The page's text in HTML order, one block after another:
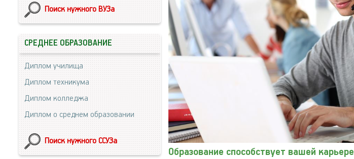
Образование способствует вашей карьере
Поиск нужного ВУЗа
СРЕДНЕЕ ОБРАЗОВАНИЕ
Диплом училища
Диплом техникума
Диплом колледжа
Диплом о среднем образовании
Поиск нужного ССУЗа